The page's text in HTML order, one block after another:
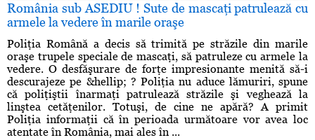
România sub ASEDIU ! Sute de mascaţi patrulează cu
armele la vedere în marile oraşe
Poliţia Română a decis să trimită pe străzile din marile
oraşe trupele speciale de mascaţi, să patruleze cu armele la
vedere. O desfăşurare de forţe impresionante menită să-i
descurajeze pe &hellip; ? Poliţia nu aduce lămuriri, spune
că poliţiştii înarmaţi patrulează străzile şi veghează la
linştea cetăţenilor. Totuşi, de cine ne apără? A primit
Poliţia informaţii că în perioada următoare vor avea loc
atentate în România, mai ales în ...